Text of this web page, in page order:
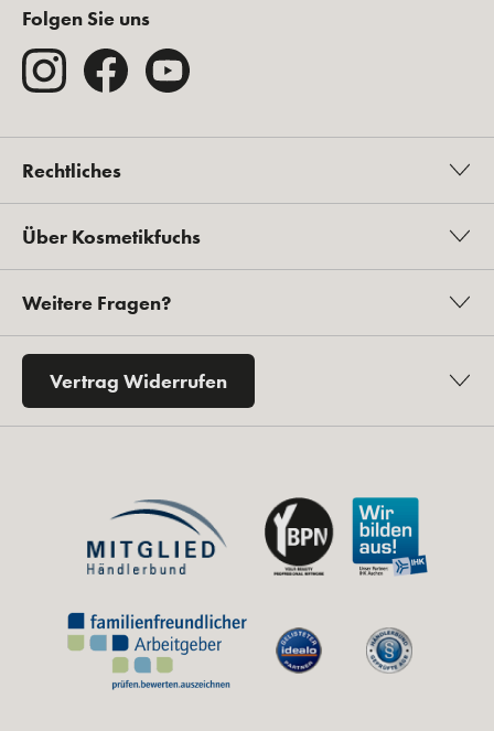
Folgen Sie uns
Rechtliches
Über Kosmetikfuchs
Weitere Fragen?
Vertrag Widerrufen